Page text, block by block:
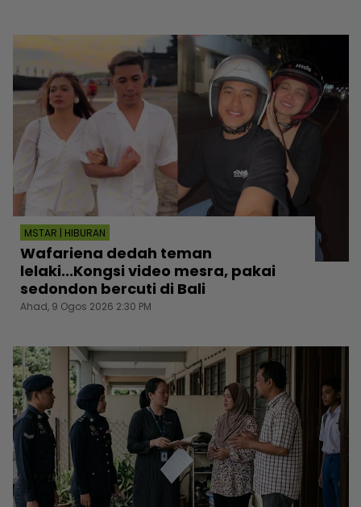
MSTAR | HIBURAN
Wafariena dedah teman
lelaki...Kongsi video mesra, pakai
sedondon bercuti di Bali
Ahad, 9 Ogos 2026 2:30 PM